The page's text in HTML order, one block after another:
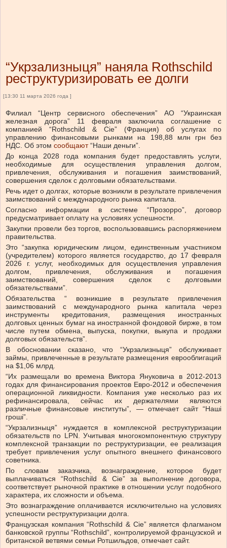
“Укрзализныця” наняла Rothschild
реструктуризировать ее долги
[13:30 11 марта 2026 года ]
Филиал “Центр сервисного обеспечения” АО “Украинская
железная дорога” 11 февраля заключила соглашение с
компанией “Rothschild & Cie” (Франция) об услугах по
управлению финансовыми рынками на 198,88 млн грн без
НДС. Об этом сообщают “Наши деньги”.
До конца 2028 года компания будет предоставлять услуги,
необходимые для осуществления управления долгом,
привлечения, обслуживания и погашения заимствований,
совершения сделок с долговыми обязательствами.
Речь идет о долгах, которые возникли в результате привлечения
заимствований с международного рынка капитала.
Согласно информации в системе “Прозорро”, договор
предусматривает оплату на условиях успешности.
Закупки провели без торгов, воспользовавшись распоряжением
правительства.
Это “закупка юридическим лицом, единственным участником
(учредителем) которого является государство, до 17 февраля
2026 г. услуг, необходимых для осуществления управления
долгом, привлечения, обслуживания и погашения
заимствований, совершения сделок с долговыми
обязательствами”.
Обязательства “ возникшие в результате привлечения
заимствований с международного рынка капитала через
инструменты кредитования, размещения иностранных
долговых ценных бумаг на иностранной фондовой бирже, в том
числе путем обмена, выпуска, покупки, выкупа и продажи
долговых обязательств”.
В обосновании сказано, что “Укрзализныця” обслуживает
займы, привлеченные в результате размещения еврооблигаций
на $1,06 млрд.
“Их размещали во времена Виктора Януковича в 2012-2013
годах для финансирования проектов Евро-2012 и обеспечения
операционной ликвидности. Компания уже несколько раз их
рефинансировала, сейчас их держателями являются
различные финансовые институты”, — отмечает сайт “Наші
гроші”.
“Укрзализныця” нуждается в комплексной реструктуризации
обязательств по LPN. Учитывая многокомпонентную структуру
комплексной транзакции по реструктуризации, ее реализация
требует привлечения услуг опытного внешнего финансового
советника.
По словам заказчика, вознаграждение, которое будет
выплачиваться “Rothschild & Cie” за выполнение договора,
соответствует рыночной практике в отношении услуг подобного
характера, их сложности и объема.
Это вознаграждение оплачивается исключительно на условиях
успешности реструктуризации долга.
Французская компания “Rothschild & Cie” является флагманом
банковской группы “Rothschild”, контролируемой французской и
британской ветвями семьи Ротшильдов, отмечает сайт.